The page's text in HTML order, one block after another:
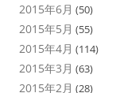
2015年6月 (50)
2015年5月 (55)
2015年4月 (114)
2015年3月 (63)
2015年2月 (28)